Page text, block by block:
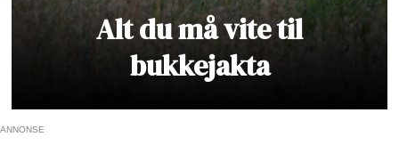
Alt du må vite til
bukkejakta
ANNONSE